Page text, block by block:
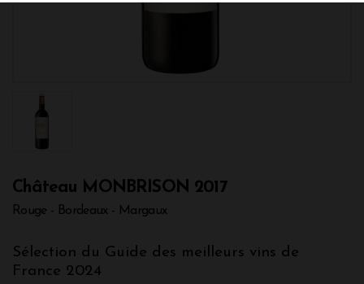
Château MONBRISON 2017
Rouge - Bordeaux - Margaux
Sélection du Guide des meilleurs vins de
France 2024